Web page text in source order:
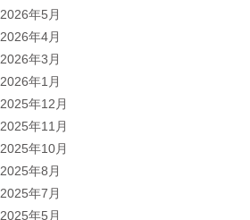
2026年5月
2026年4月
2026年3月
2026年1月
2025年12月
2025年11月
2025年10月
2025年8月
2025年7月
2025年5月